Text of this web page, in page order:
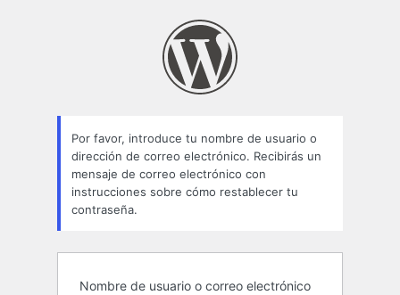
Por favor, introduce tu nombre de usuario o
dirección de correo electrónico. Recibirás un
mensaje de correo electrónico con
instrucciones sobre cómo restablecer tu
contraseña.
Nombre de usuario o correo electrónico